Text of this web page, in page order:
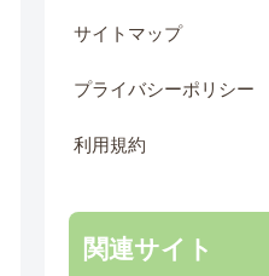
サイトマップ
プライバシーポリシー
利用規約
関連サイト